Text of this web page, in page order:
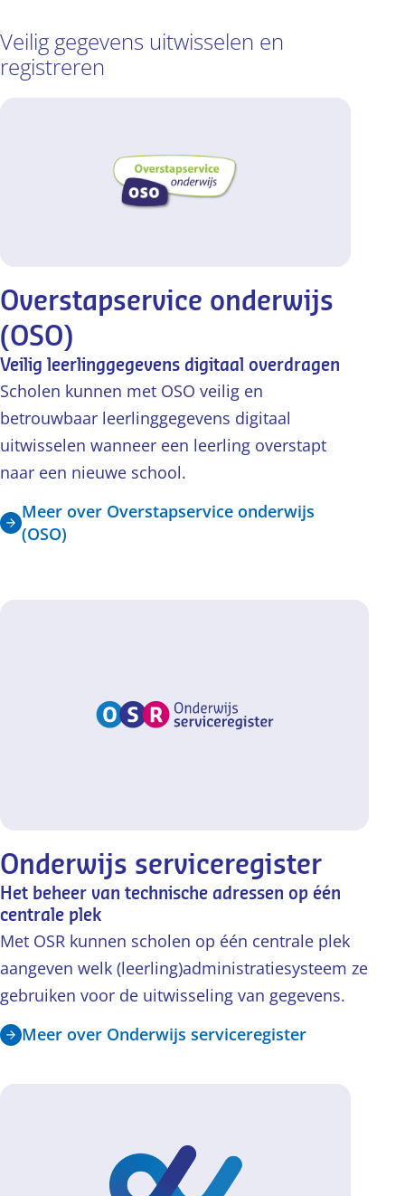
Veilig gegevens uitwisselen en
registreren
Overstapservice onderwijs
(OSO)
Veilig leerlinggegevens digitaal overdragen
Scholen kunnen met OSO veilig en
betrouwbaar leerlinggegevens digitaal
uitwisselen wanneer een leerling overstapt
naar een nieuwe school.
Meer over Overstapservice onderwijs
(OSO)
Onderwijs serviceregister
Het beheer van technische adressen op één
centrale plek
Met OSR kunnen scholen op één centrale plek
aangeven welk (leerling)administratiesysteem ze
gebruiken voor de uitwisseling van gegevens.
Meer over Onderwijs serviceregister